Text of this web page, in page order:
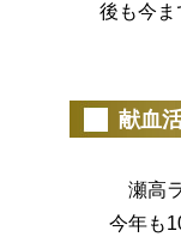
後も今ま
献血
瀬高ラ
今年も